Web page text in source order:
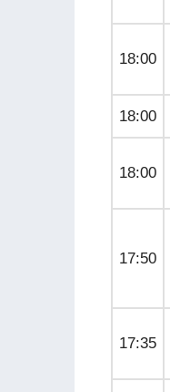
18:00
18:00
18:00
17:50
17:35